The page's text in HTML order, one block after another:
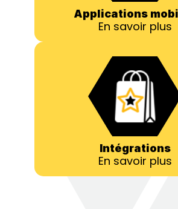
Applications
En savoir plus
Intégrations
En savoir plus